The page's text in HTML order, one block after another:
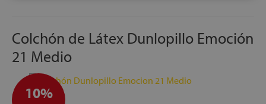
Colchón de Látex Dunlopillo Emoción
21 Medio
10%